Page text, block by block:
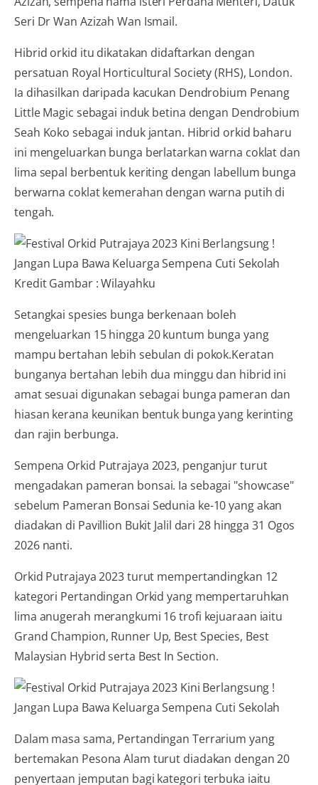
Seri Dr Wan Azizah Wan Ismail.
Hibrid orkid itu dikatakan didaftarkan dengan
persatuan Royal Horticultural Society (RHS), London.
Ia dihasilkan daripada kacukan Dendrobium Penang
Little Magic sebagai induk betina dengan Dendrobium
Seah Koko sebagai induk jantan. Hibrid orkid baharu
ini mengeluarkan bunga berlatarkan warna coklat dan
lima sepal berbentuk keriting dengan labellum bunga
berwarna coklat kemerahan dengan warna putih di
tengah.
Kredit Gambar : Wilayahku
Setangkai spesies bunga berkenaan boleh
mengeluarkan 15 hingga 20 kuntum bunga yang
mampu bertahan lebih sebulan di pokok.Keratan
bunganya bertahan lebih dua minggu dan hibrid ini
amat sesuai digunakan sebagai bunga pameran dan
hiasan kerana keunikan bentuk bunga yang kerinting
dan rajin berbunga.
Sempena Orkid Putrajaya 2023, penganjur turut
mengadakan pameran bonsai. Ia sebagai "showcase"
sebelum Pameran Bonsai Sedunia ke-10 yang akan
diadakan di Pavillion Bukit Jalil dari 28 hingga 31 Ogos
2026 nanti.
Orkid Putrajaya 2023 turut mempertandingkan 12
kategori Pertandingan Orkid yang mempertaruhkan
lima anugerah merangkumi 16 trofi kejuaraan iaitu
Grand Champion, Runner Up, Best Species, Best
Malaysian Hybrid serta Best In Section.
Dalam masa sama, Pertandingan Terrarium yang
bertemakan Pesona Alam turut diadakan dengan 20
penyertaan jemputan bagi kategori terbuka iaitu